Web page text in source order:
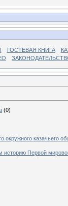
ГОСТЕВАЯ КНИГА
(0)
окружного
историю Первой